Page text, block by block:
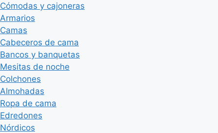
Cómodas y cajoneras
Armarios
Camas
Cabeceros de cama
Bancos y banquetas
Mesitas de noche
Colchones
Almohadas
Ropa de cama
Edredones
Nórdicos